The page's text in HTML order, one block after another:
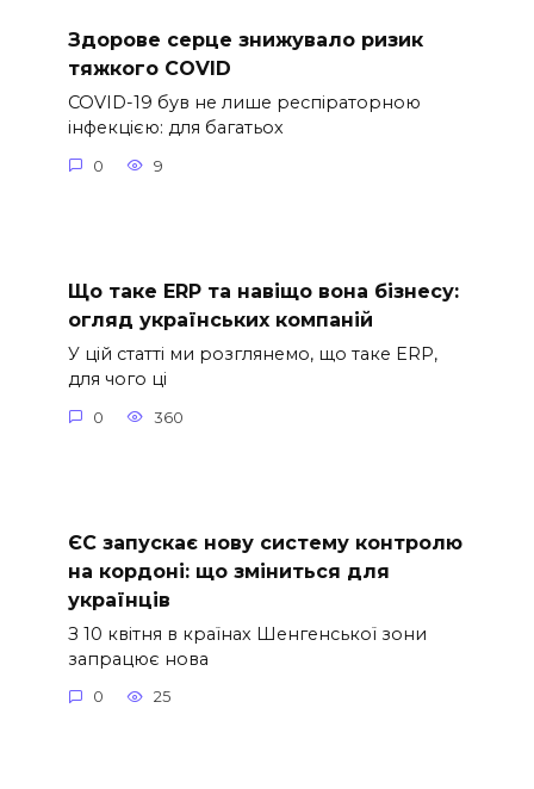
Здорове серце знижувало ризик
тяжкого COVID
COVID-19 був не лише респіраторною
інфекцією: для багатьох
0 9
Що таке ERP та навіщо вона бізнесу:
огляд українських компаній
У цій статті ми розглянемо, що таке ERP,
для чого ці
0 360
ЄС запускає нову систему контролю
на кордоні: що зміниться для
українців
З 10 квітня в країнах Шенгенської зони
запрацює нова
0 25